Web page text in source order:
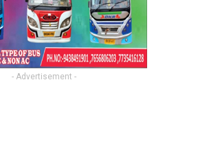
- Advertisement -